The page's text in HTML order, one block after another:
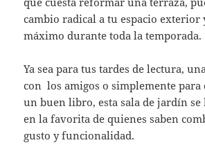
cambio radical a tu espacio
máximo durante toda la temporada.
Ya sea para tus tardes de lectura,
con los amigos o simplemente para
un buen libro, esta sala de jardín
en la favorita de quienes saben
gusto y funcionalidad.